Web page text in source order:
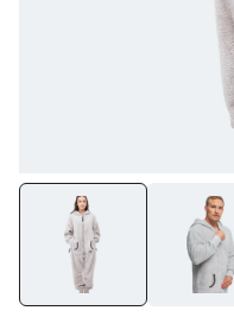
Medien